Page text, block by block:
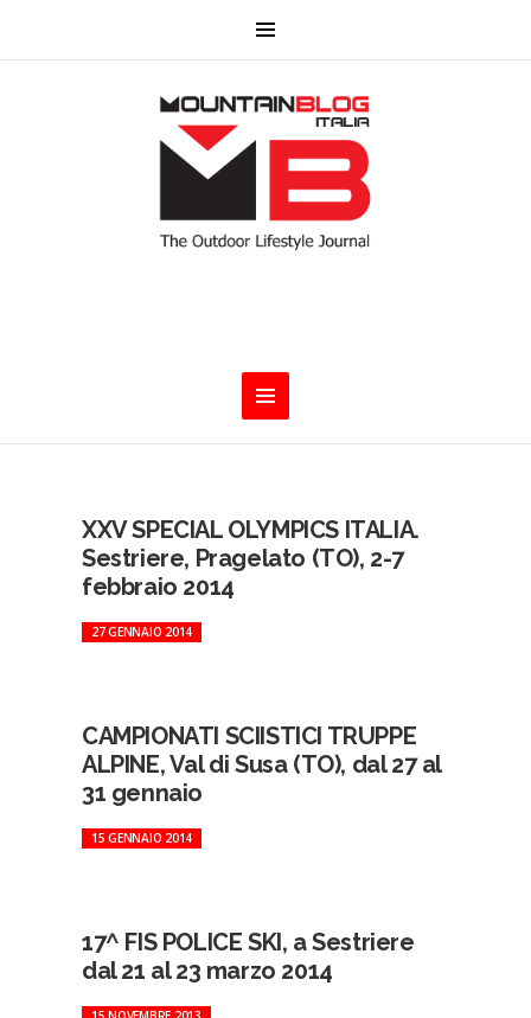
XXV SPECIAL OLYMPICS ITALIA.
Sestriere, Pragelato (TO), 2-7
febbraio 2014
27 GENNAIO 2014
CAMPIONATI SCIISTICI TRUPPE
ALPINE, Val di Susa (TO), dal 27 al
31 gennaio
15 GENNAIO 2014
17^ FIS POLICE SKI, a Sestriere
dal 21 al 23 marzo 2014